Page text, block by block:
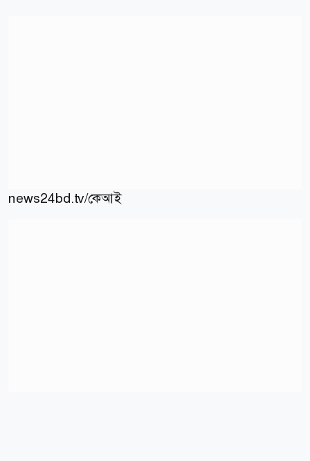
news24bd.tv/কেআই